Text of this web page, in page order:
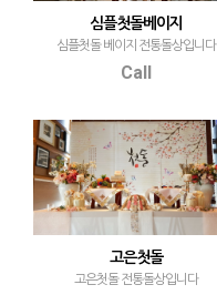
심플첫돌베이지
심플첫돌 베이지 전통돌상입니다
Call
고은첫돌
고은첫돌 전통돌상입니다